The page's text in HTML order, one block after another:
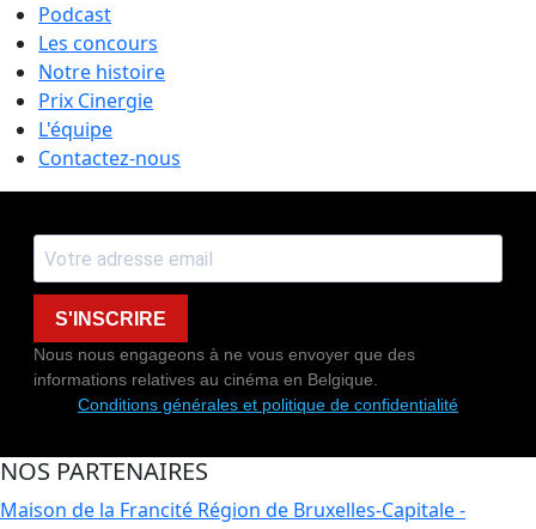
Podcast
Les concours
Notre histoire
Prix Cinergie
L'équipe
Contactez-nous
S'INSCRIRE
Nous nous engageons à ne vous envoyer que des
informations relatives au cinéma en Belgique.
Conditions générales et politique de confidentialité
NOS PARTENAIRES
Maison de la Francité Région de Bruxelles-Capitale -